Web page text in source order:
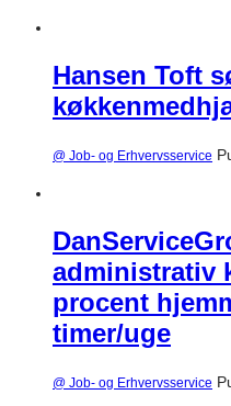
Hansen Toft
@ Job- og Erhvervsservice
administrativ
procent
timer/uge
@ Job- og Erhvervsservice